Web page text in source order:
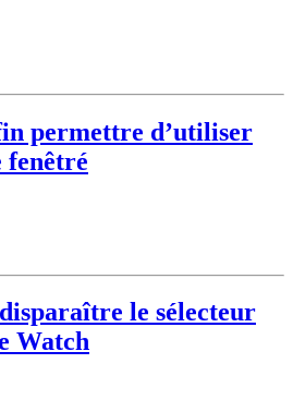
permettre d’utiliser
fenêtré
le sélecteur
Watch